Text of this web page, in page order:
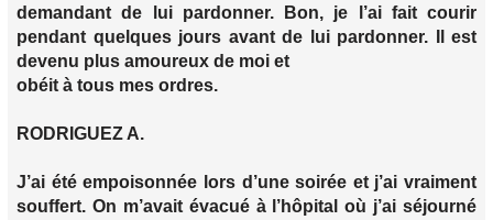
demandant de lui pardonner. Bon, je l’ai fait courir
pendant quelques jours avant de lui pardonner. Il est
devenu plus amoureux de moi et
obéit à tous mes ordres.
RODRIGUEZ A.
J’ai été empoisonnée lors d’une soirée et j’ai vraiment
souffert. On m’avait évacué à l’hôpital où j’ai séjourné